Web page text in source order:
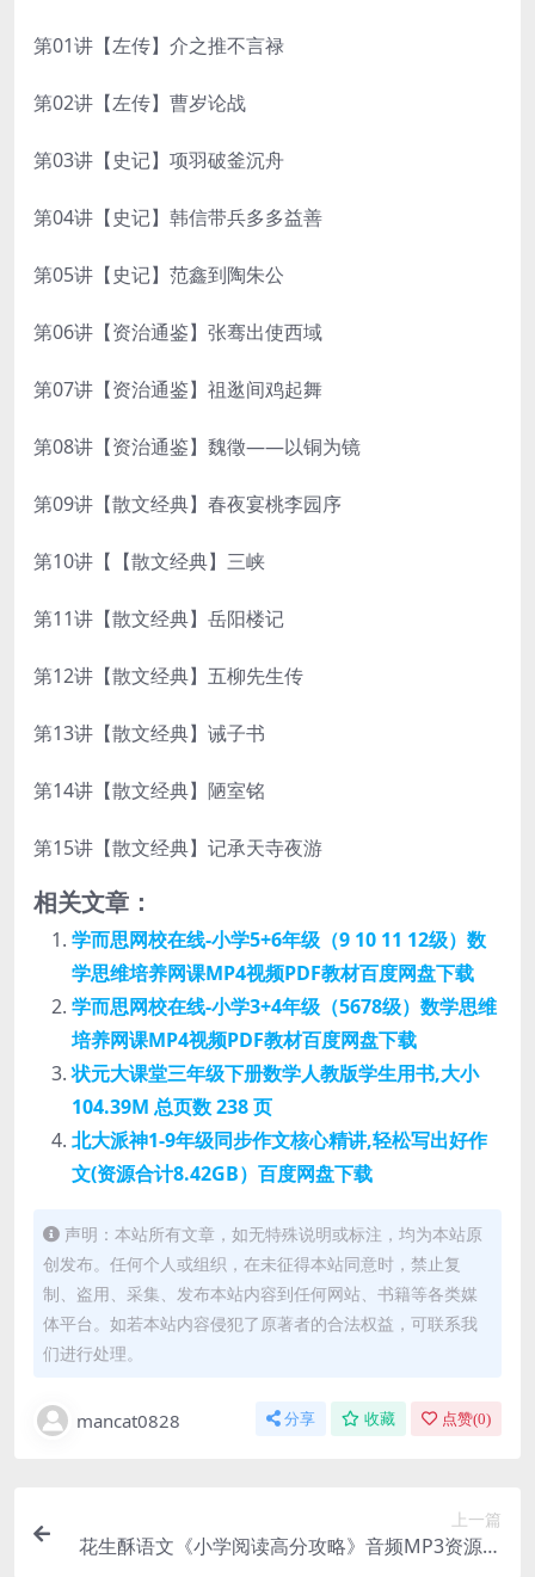
第01讲【左传】介之推不言禄
第02讲【左传】曹岁论战
第03讲【史记】项羽破釜沉舟
第04讲【史记】韩信带兵多多益善
第05讲【史记】范鑫到陶朱公
第06讲【资治通鉴】张骞出使西域
第07讲【资治通鉴】祖逖间鸡起舞
第08讲【资治通鉴】魏徵——以铜为镜
第09讲【散文经典】春夜宴桃李园序
第10讲【【散文经典】三峡
第11讲【散文经典】岳阳楼记
第12讲【散文经典】五柳先生传
第13讲【散文经典】诫子书
第14讲【散文经典】陋室铭
第15讲【散文经典】记承天寺夜游
相关文章：
学而思网校在线-小学5+6年级（9 10 11 12级）数
学思维培养网课MP4视频PDF教材百度网盘下载
学而思网校在线-小学3+4年级（5678级）数学思维
培养网课MP4视频PDF教材百度网盘下载
状元大课堂三年级下册数学人教版学生用书,大小
104.39M 总页数 238 页
北大派神1-9年级同步作文核心精讲,轻松写出好作
文(资源合计8.42GB）百度网盘下载
声明：本站所有文章，如无特殊说明或标注，均为本站原
创发布。任何个人或组织，在未征得本站同意时，禁止复
制、盗用、采集、发布本站内容到任何网站、书籍等各类媒
体平台。如若本站内容侵犯了原著者的合法权益，可联系我
们进行处理。
mancat0828 分享 收藏 点赞(0)
上一篇
花生酥语文《小学阅读高分攻略》音频MP3资源百